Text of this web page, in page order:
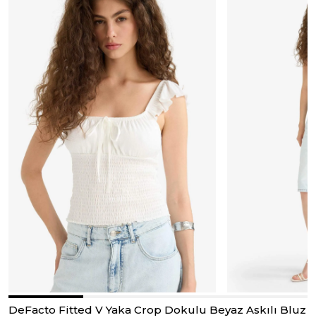
DeFacto Fitted V Yaka Crop Dokulu Beyaz Askılı Bluz